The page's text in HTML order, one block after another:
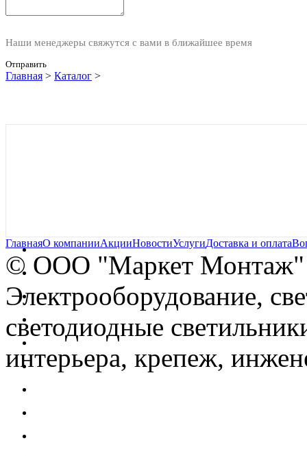
Наши менеджеры свяжутся с вами в ближайшее время
Отправить
Главная > Каталог >
ГлавнаяО компанииАкцииНовостиУслугиДоставка и оплата
© OOO "Маркет Монтаж"
Электрооборудование,
светодиодные
интерьера, крепеж,